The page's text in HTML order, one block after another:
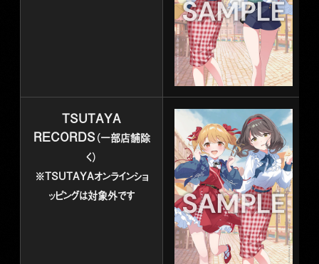
TSUTAYA
RECORDS （一部店舗除
く）
※TSUTAYAオンラインショ
ッピングは対象外です